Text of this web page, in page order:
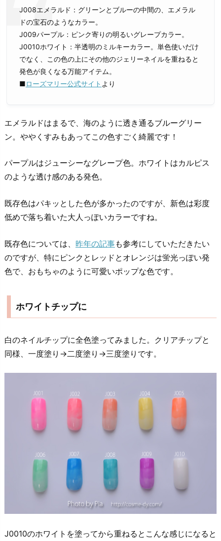
J008エメラルド：グリーンとブルーの中間の、エメラル
ドの宝石のようなカラー。
J009パープル：ピンク寄りの明るいグレープカラー。
J0010ホワイト：半透明のミルキーカラー。単色使いだけ
でなく、この色の上にその他のジェリーネイルを重ねると
発色が良くなる万能アイテム。
■ローズマリー公式サイト より
エメラルドはまるで、海のように透き通るブルーグリー
ン。ややくすみもあってこの色すごく綺麗です！
パープルはジューシーなグレープ色。ホワイトはカルピス
のような透け感のある発色。
既存色はパキッとした色が多かったのですが、新色は彩度
低めで落ち着いた大人っぽいカラーですね。
既存色については、 昨年の記事も参考にしていただきたい
のですが、特にピンクとレッドとオレンジは蛍光っぽい発
色で、おもちゃのように可愛いポップな色です。
ホワイトチップに
白のネイルチップに全色塗ってみました。クリアチップと
同様、一度塗り→二度塗り→三度塗りです。
J0010のホワイトを塗ってから重ねるとこんな感じになると